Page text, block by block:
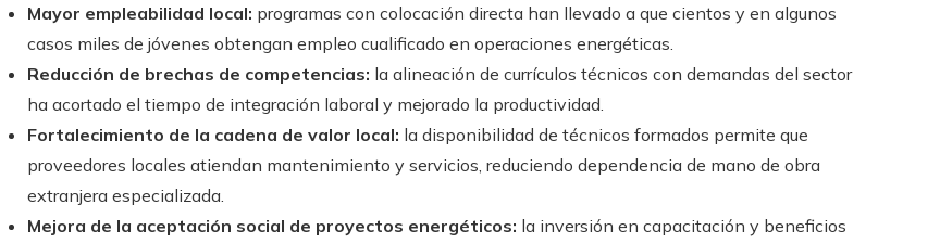
Mayor empleabilidad local: programas con colocación directa han llevado a que cientos y en algunos
casos miles de jóvenes obtengan empleo cualificado en operaciones energéticas.
Reducción de brechas de competencias: la alineación de currículos técnicos con demandas del sector
ha acortado el tiempo de integración laboral y mejorado la productividad.
Fortalecimiento de la cadena de valor local: la disponibilidad de técnicos formados permite que
proveedores locales atiendan mantenimiento y servicios, reduciendo dependencia de mano de obra
extranjera especializada.
Mejora de la aceptación social de proyectos energéticos: la inversión en capacitación y beneficios